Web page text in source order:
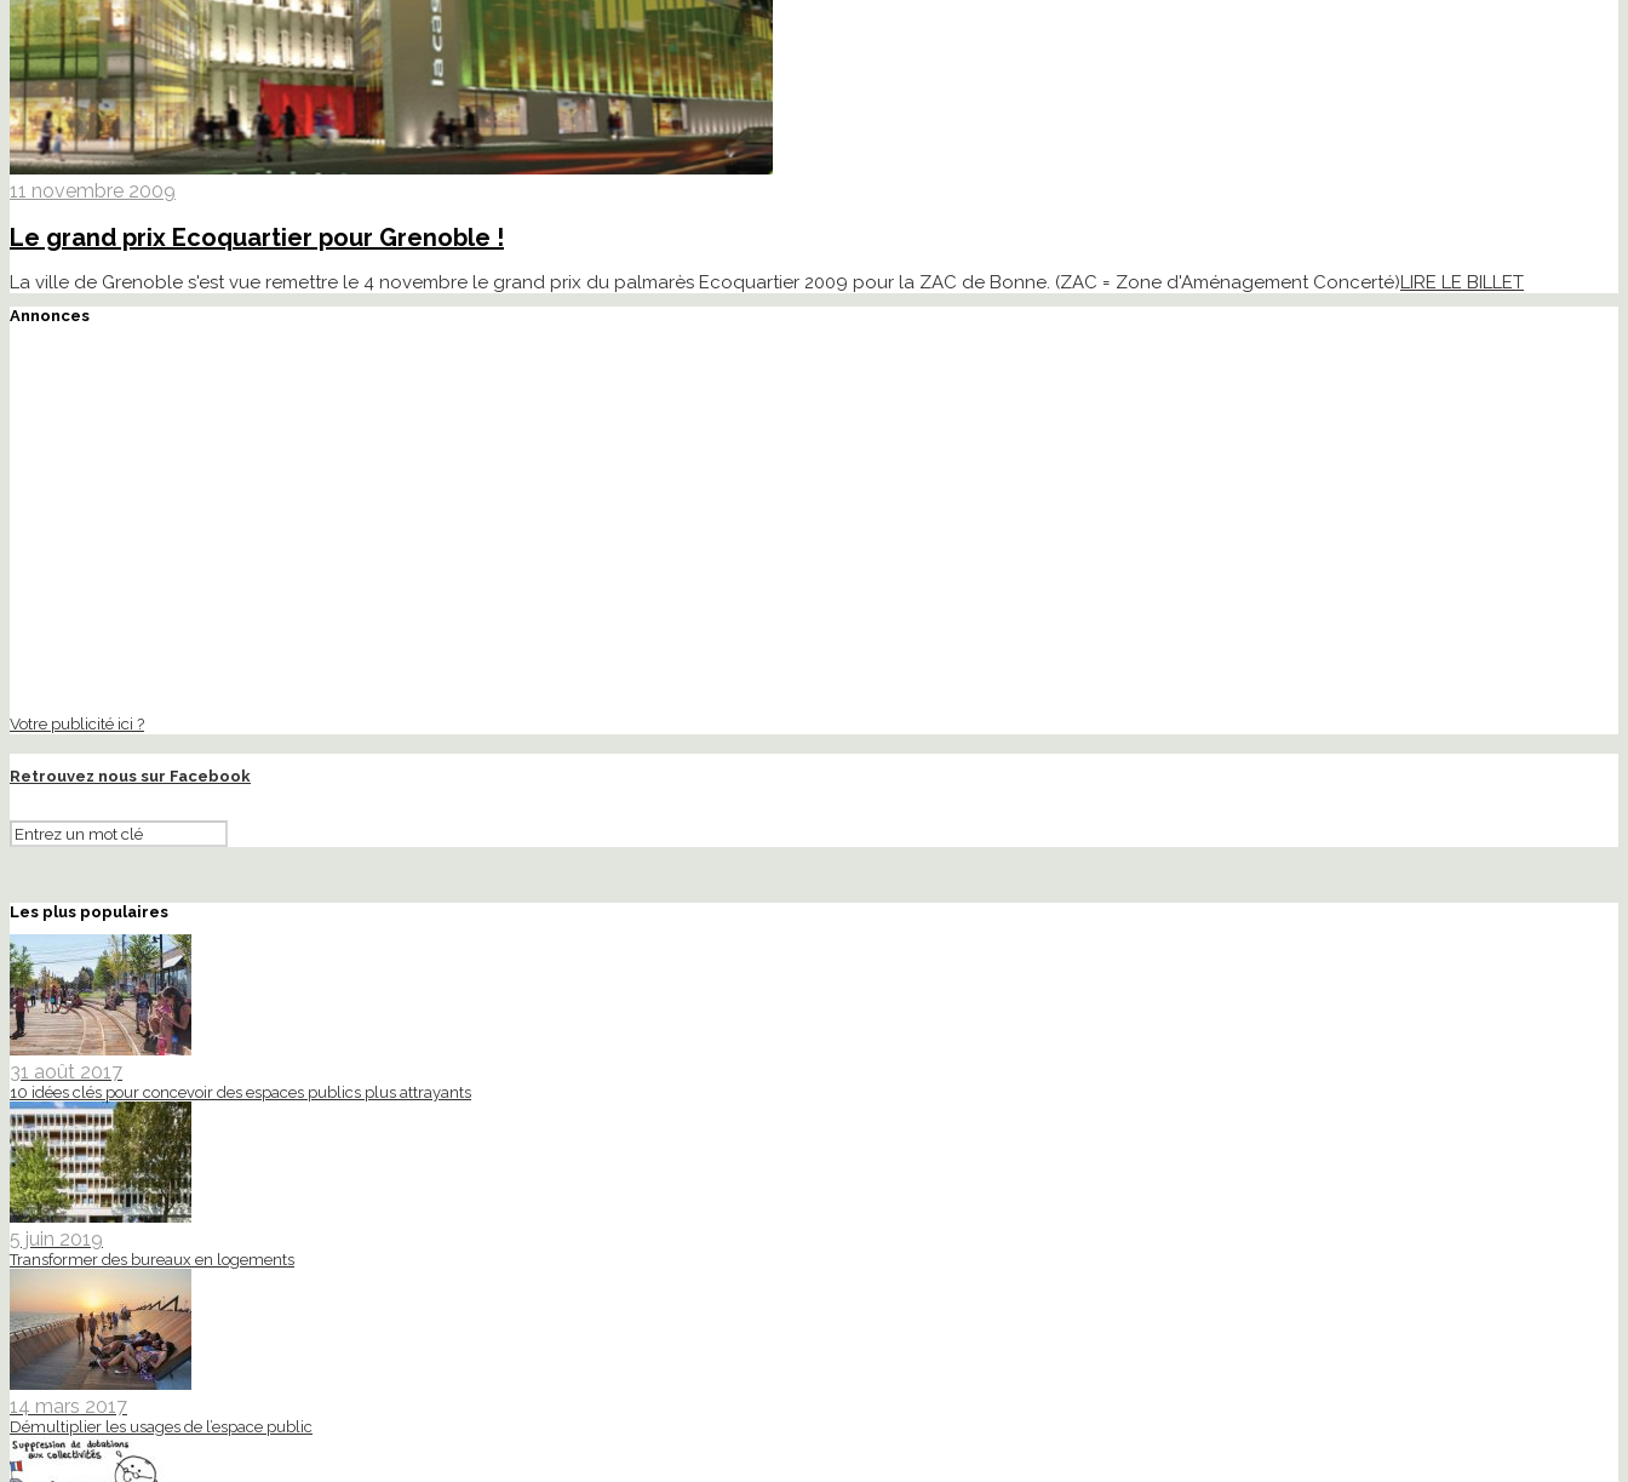
11 novembre 2009
Le grand prix Ecoquartier pour Grenoble !
La ville de Grenoble s'est vue remettre le 4 novembre le grand prix du palmarès Ecoquartier 2009 pour la ZAC de Bonne. (ZAC = Zone d'Aménagement Concerté)LIRE LE BILLET
Annonces
Votre publicité ici ?
Retrouvez nous sur Facebook
Les plus populaires
31 août 2017
10 idées clés pour concevoir des espaces publics plus attrayants
5 juin 2019
Transformer des bureaux en logements
14 mars 2017
Démultiplier les usages de l’espace public